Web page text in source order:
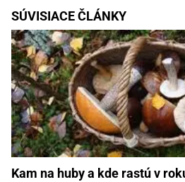
SÚVISIACE ČLÁNKY
Kam na huby a kde rastú v